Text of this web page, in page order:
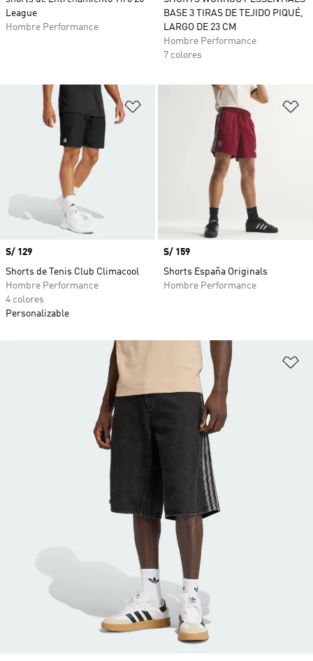
League
Hombre Performance
BASE 3 TIRAS DE TEJIDO PIQUÉ,
LARGO DE 23 CM
Hombre Performance
7 colores
Añadir a la lista de deseos
Precio
S/ 129
Shorts de Tenis Club Climacool
Hombre Performance
4 colores
Personalizable
Precio
S/ 159
Shorts España Originals
Hombre Performance